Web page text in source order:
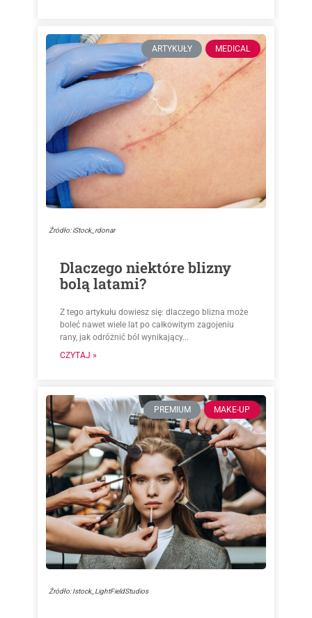
ARTYKUŁY MEDICAL
Źródło: iStock_rdonar
Dlaczego niektóre blizny
bolą latami?
Z tego artykułu dowiesz się: dlaczego blizna może
boleć nawet wiele lat po całkowitym zagojeniu
rany, jak odróżnić ból wynikający...
CZYTAJ »
PREMIUM MAKE-UP
Źródło: Istock_LightFieldStudios